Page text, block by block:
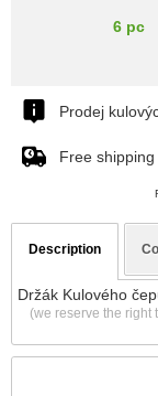
6 pc
Prodej
Free
Description
Držák Kulového
(we reserve the right